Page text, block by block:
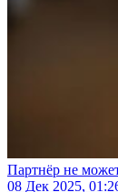
Партнёр не
08 Дек 2025,